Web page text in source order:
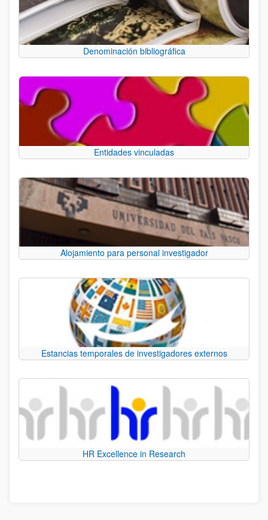
Denominación bibliográfica
Entidades vinculadas
Alojamiento para personal investigador
Estancias temporales de investigadores externos
HR Excellence in Research